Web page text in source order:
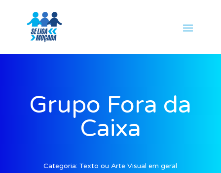
Grupo Fora da
Caixa
Categoria:Texto ou Arte Visual em geral